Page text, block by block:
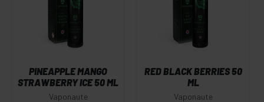
PINEAPPLE MANGO
STRAWBERRY ICE 50 ML
Vaponaute
RED BLACK BERRIES 50
ML
Vaponaute